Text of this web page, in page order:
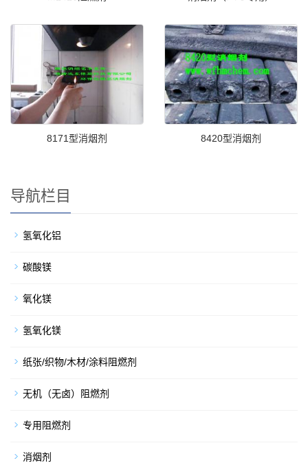
8171型消烟剂 8420型消烟剂
导航栏目
氢氧化铝
碳酸镁
氧化镁
氢氧化镁
纸张/织物/木材/涂料阻燃剂
无机（无卤）阻燃剂
专用阻燃剂
消烟剂